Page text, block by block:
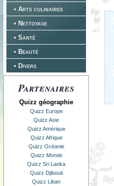
• Arts culinaires
• Nettoyage
• Santé
• Beauté
• Divers
Partenaires
Quizz géographie
Quizz Europe
Quizz Asie
Quizz Amérique
Quizz Afrique
Quizz Océanie
Quizz Monde
Quizz Sri Lanka
Quizz Djibouti
Quizz Liban